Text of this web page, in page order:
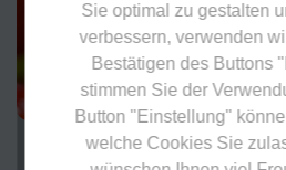
Sie optimal zu gestalten
verbessern, verwenden
Bestätigen des Buttons
stimmen Sie der
Button "Einstellung"
welche Cookies Sie